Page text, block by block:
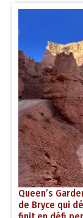
Queen’s
de Bryce qui